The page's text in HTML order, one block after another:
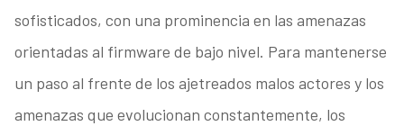
sofisticados, con una prominencia en las amenazas
orientadas al firmware de bajo nivel. Para mantenerse
un paso al frente de los ajetreados malos actores y los
amenazas que evolucionan constantemente, los